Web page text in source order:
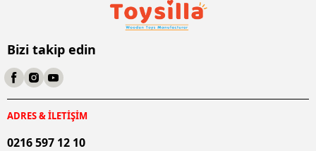
Bizi takip edin
ADRES & İLETİŞİM
0216 597 12 10